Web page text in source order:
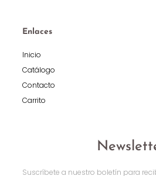
Enlaces
Inicio
Catálogo
Contacto
Carrito
Suscríbete a nuestro boletín para